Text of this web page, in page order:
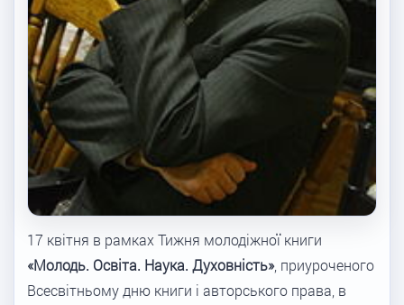
17 квітня в рамках Тижня молодіжної книги
«Молодь. Освіта. Наука. Духовність», приуроченого
Всесвітньому дню книги і авторського права, в